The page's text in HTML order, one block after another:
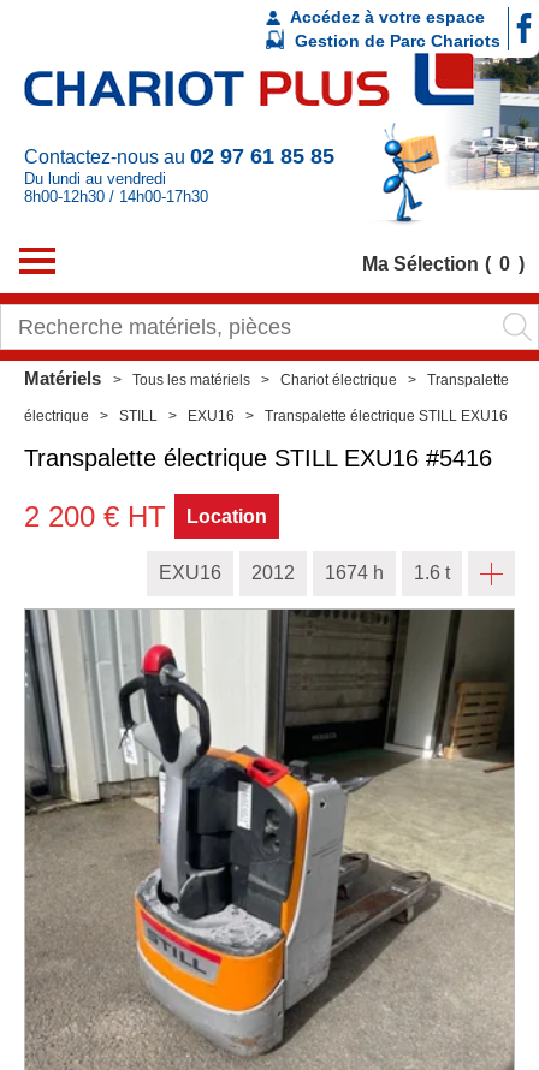
Contactez-nous au 02 97 61 85 85
Du lundi au vendredi
8h00-12h30 / 14h00-17h30
Accédez à votre espace
Gestion de Parc Chariots
Ma Sélection 0
Matériels Tous les matériels Chariot électrique Transpalette
électrique STILL EXU16 Transpalette électrique STILL EXU16
Transpalette électrique STILL EXU16 #5416
2 200 € HT Location
EXU16 2012 1674 h 1.6 t